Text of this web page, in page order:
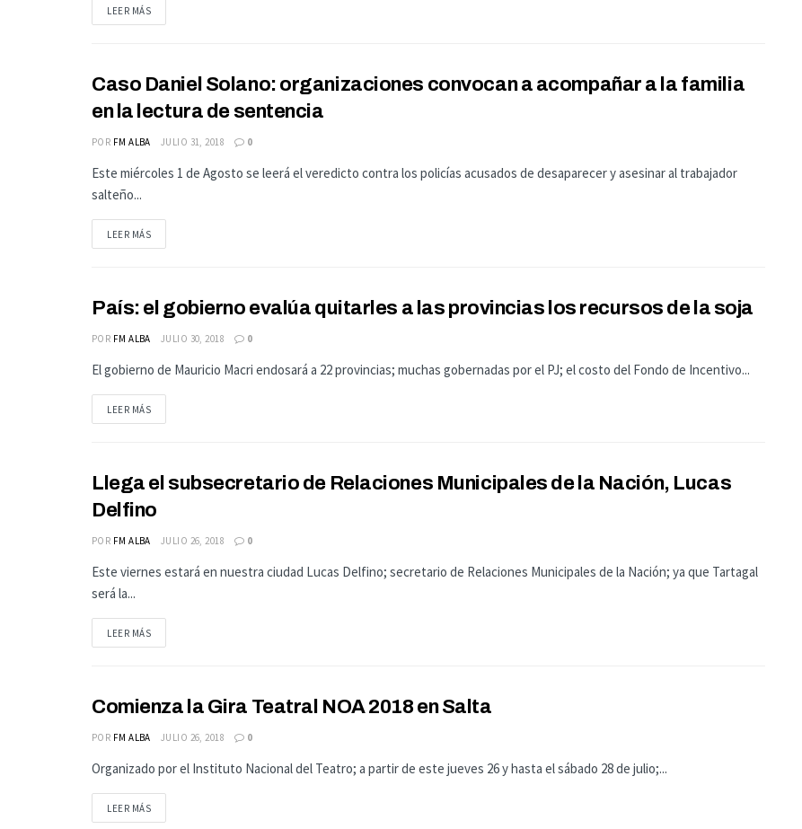
LEER MÁS
ACTUALIDAD
Caso Daniel Solano: organizaciones convocan a acompañar a la familia
en la lectura de sentencia
POR FM ALBA JULIO 31, 2018 0
Este miércoles 1 de Agosto se leerá el veredicto contra los policías acusados de desaparecer y asesinar al trabajador
salteño...
LEER MÁS
ACTUALIDAD
País: el gobierno evalúa quitarles a las provincias los recursos de la soja
POR FM ALBA JULIO 30, 2018 0
El gobierno de Mauricio Macri endosará a 22 provincias; muchas gobernadas por el PJ; el costo del Fondo de Incentivo...
LEER MÁS
DEPARTAMENTO
Llega el subsecretario de Relaciones Municipales de la Nación, Lucas
Delfino
POR FM ALBA JULIO 26, 2018 0
Este viernes estará en nuestra ciudad Lucas Delfino; secretario de Relaciones Municipales de la Nación; ya que Tartagal
será la...
LEER MÁS
CULTURA
Comienza la Gira Teatral NOA 2018 en Salta
POR FM ALBA JULIO 26, 2018 0
Organizado por el Instituto Nacional del Teatro; a partir de este jueves 26 y hasta el sábado 28 de julio;...
LEER MÁS